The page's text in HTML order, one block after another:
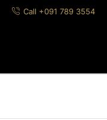
Call +091 789 3554